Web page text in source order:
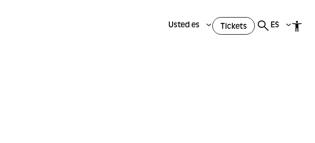
Usted es Tickets ES